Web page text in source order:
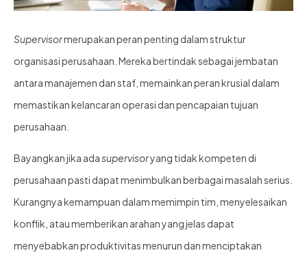
Supervisormerupakan peran penting dalam struktur
organisasi perusahaan. Mereka bertindak sebagai jembatan
antara manajemen dan staf, memainkan peran krusial dalam
memastikan kelancaran operasi dan pencapaian tujuan
perusahaan.
Bayangkan jika adasupervisoryang tidak kompeten di
perusahaan pasti dapat menimbulkan berbagai masalah serius.
Kurangnya kemampuan dalam memimpin tim, menyelesaikan
konflik, atau memberikan arahan yang jelas dapat
menyebabkan produktivitas menurun dan menciptakan